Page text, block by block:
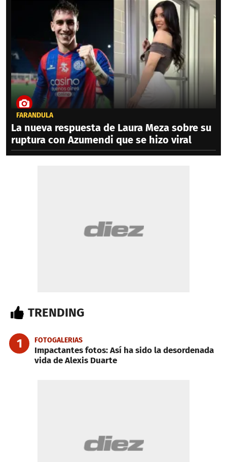
FARÁNDULA
La nueva respuesta de Laura Meza sobre su
ruptura con Azumendi que se hizo viral
TRENDING
1 FOTOGALERIAS
Impactantes fotos: Así ha sido la desordenada
vida de Alexis Duarte